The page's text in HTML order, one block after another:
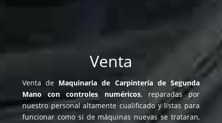
Venta
Venta de Maquinaria de Carpintería de Segunda
Mano con controles numéricos, reparadas por
nuestro personal altamente cualificado y listas para
funcionar como si de máquinas nuevas se trataran,